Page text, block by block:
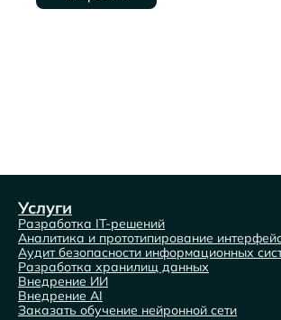
Услуги
Разработка IT-решений
Аналитика и прототипирование
Аудит безопасности информационных
Разработка хранилищ данных
Внедрение ИИ
Внедрение AI
Заказать обучение нейронной сети